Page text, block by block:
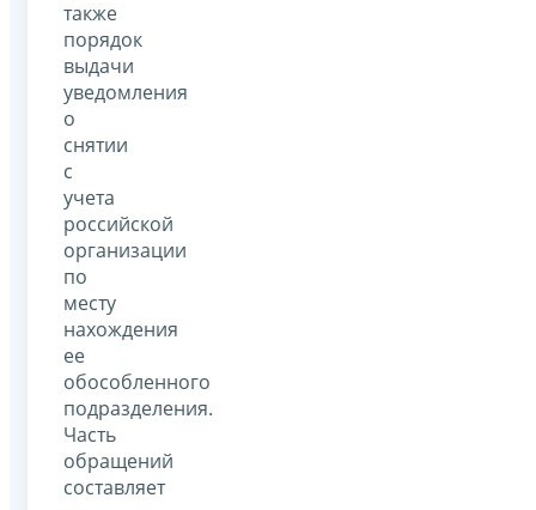
также
порядок
выдачи
уведомления
о
снятии
с
учета
российской
организации
по
месту
нахождения
ее
обособленного
подразделения.
Часть
обращений
составляет